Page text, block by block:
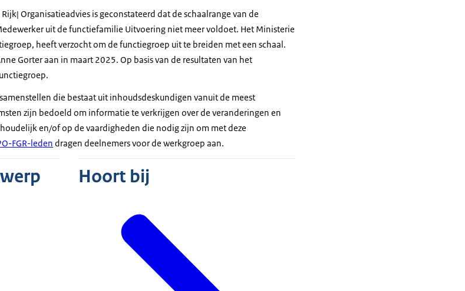
Organisatieadvies is geconstateerd dat de schaalrange van de
uit de functiefamilie Uitvoering niet meer voldoet. Het Ministerie
heeft verzocht om de functiegroep uit te breiden met een schaal.
Gorter aan in maart 2025. Op basis van de resultaten van het
die bestaat uit inhoudsdeskundigen vanuit de meest
zijn bedoeld om informatie te verkrijgen over de veranderingen en
en/of op de vaardigheden die nodig zijn om met deze
FGR-leden dragen deelnemers voor de werkgroep aan.
Hoort bij